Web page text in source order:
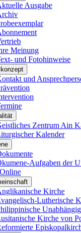
Ausgabe
Meinung
und Fotohinweise
und
Zentrum Ain
Kalender
Aufgaben der
Kirche
Lutherische
Kirche von